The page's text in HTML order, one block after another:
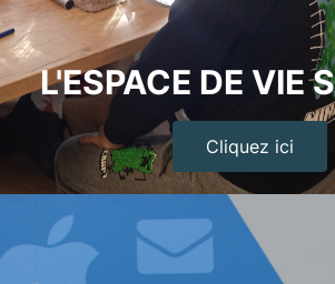
L'ESPACE DE VIE
Cliquez ici